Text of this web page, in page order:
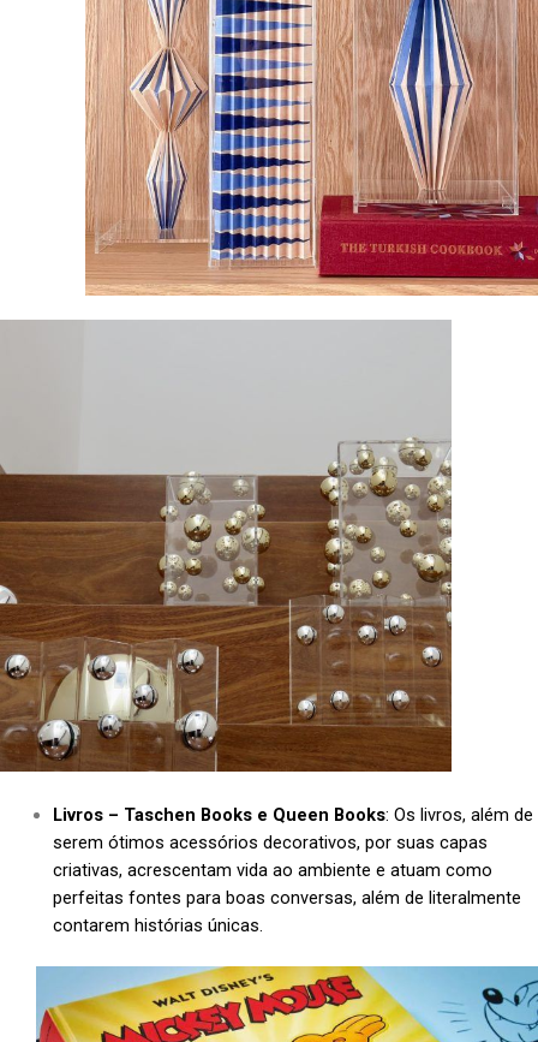
Livros – Taschen Books e Queen Books: Os livros, além de
serem ótimos acessórios decorativos, por suas capas
criativas, acrescentam vida ao ambiente e atuam como
perfeitas fontes para boas conversas, além de literalmente
contarem histórias únicas.